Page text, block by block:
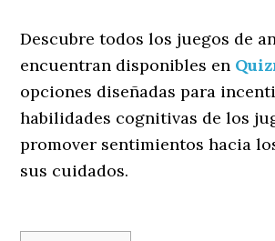
Descubre todos los juegos de
encuentran disponibles en
opciones diseñadas para
habilidades cognitivas de los
promover sentimientos hacia
sus cuidados.